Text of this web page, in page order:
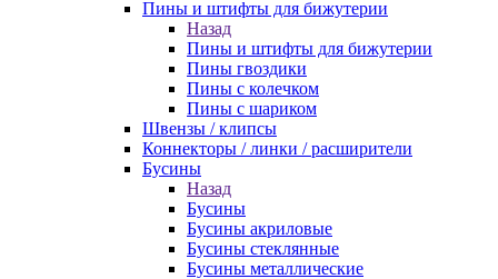
Пины и штифты для бижутерии
Назад
Пины и штифты для бижутерии
Пины гвоздики
Пины с колечком
Пины с шариком
Швензы / клипсы
Коннекторы / линки / расширители
Бусины
Назад
Бусины
Бусины акриловые
Бусины стеклянные
Бусины металлические